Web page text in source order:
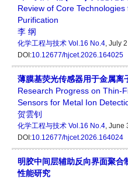
Review of Core
Purification
李 纲
化学工程与技术 Vol.16 No.4, July
DOI:10.12677/hjcet.2026.164025
薄膜基荧光传感器用于金属离
Research Progress on Thin-
Sensors for Metal Ion
贺雲钊
化学工程与技术 Vol.16 No.4, June
DOI:10.12677/hjcet.2026.164024
明胶中间层辅助反向界面聚
性能研究